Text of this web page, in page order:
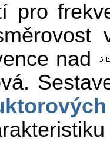
pro
nad